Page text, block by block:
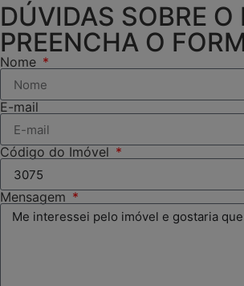
DÚVIDAS SOBRE O
PREENCHA O
Nome
E-mail
Código do Imóvel
Mensagem